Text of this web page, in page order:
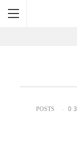
3 POSTS
0